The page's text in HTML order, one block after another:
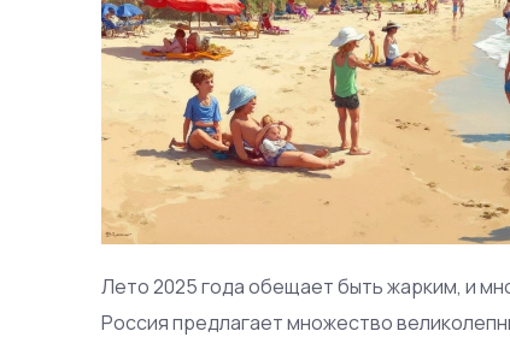
Лето 2025 года обещает быть жарким, и
Россия предлагает множество